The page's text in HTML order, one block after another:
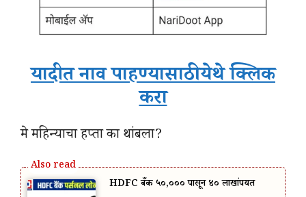
यादीत नाव पाहण्यासाठी येथे क्लिक
करा
मे महिन्याचा हप्ता का थांबला?
HDFC बँक ₹५०,००० पासून ₹४० लाखांपर्यंत